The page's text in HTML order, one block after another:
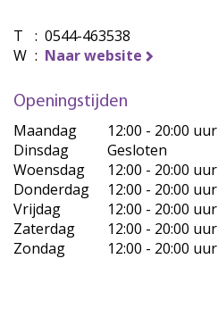
T : 0544-463538
W : Naar website
Openingstijden
Maandag
12:00 - 20:00 uur
Dinsdag
Gesloten
Woensdag
12:00 - 20:00 uur
Donderdag
12:00 - 20:00 uur
Vrijdag
12:00 - 20:00 uur
Zaterdag
12:00 - 20:00 uur
Zondag
12:00 - 20:00 uur